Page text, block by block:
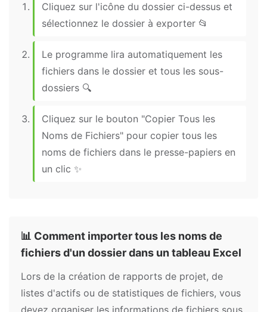
Cliquez sur l'icône du dossier ci-dessus et
sélectionnez le dossier à exporter 📂
Le programme lira automatiquement les
fichiers dans le dossier et tous les sous-
dossiers 🔍
Cliquez sur le bouton "Copier Tous les
Noms de Fichiers" pour copier tous les
noms de fichiers dans le presse-papiers en
un clic ✨
📊 Comment importer tous les noms de
fichiers d'un dossier dans un tableau Excel
Lors de la création de rapports de projet, de
listes d'actifs ou de statistiques de fichiers, vous
devez organiser les informations de fichiers sous